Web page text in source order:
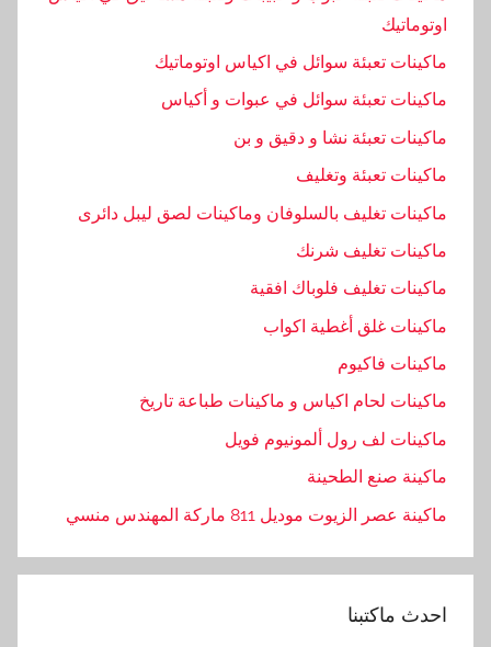
,
ل
خ
,
ا
ا
ك
ة
,
م
ع
اوتوماتيك
ماكينات تعبئة سوائل في اكياس اوتوماتيك
ماكينات تعبئة سوائل في عبوات و أكياس
ماكينات تعبئة نشا و دقيق و بن
ماكينات تعبئة وتغليف
ماكينات تغليف بالسلوفان وماكينات لصق ليبل دائرى
ماكينات تغليف شرنك
ماكينات تغليف فلوباك افقية
ماكينات غلق أغطية اكواب
ماكينات فاكيوم
ماكينات لحام اكياس و ماكينات طباعة تاريخ
ماكينات لف رول ألمونيوم فويل
ماكينة صنع الطحينة
ماكينة عصر الزيوت موديل 811 ماركة المهندس منسي
احدث ماكتبنا